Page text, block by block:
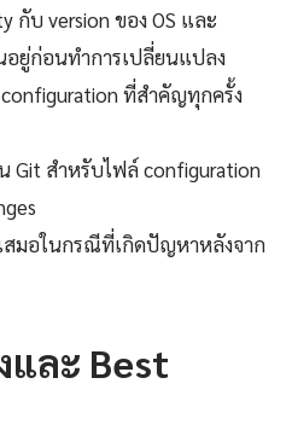
กับ version ของ OS และ
อยู่ก่อนทำการเปลี่ยนแปลง
ที่สำคัญทุกครั้ง
Git สำหรับไฟล์ configuration
สมอในกรณีที่เกิดปัญหาหลังจาก
ละ Best